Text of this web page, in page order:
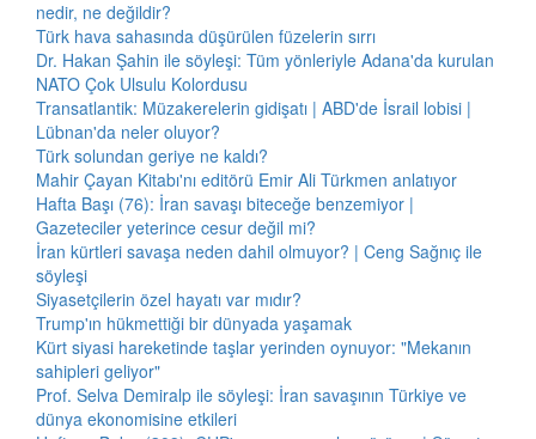
nedir, ne değildir?
Türk hava sahasında düşürülen füzelerin sırrı
Dr. Hakan Şahin ile söyleşi: Tüm yönleriyle Adana'da kurulan
NATO Çok Ulsulu Kolordusu
Transatlantik: Müzakerelerin gidişatı | ABD'de İsrail lobisi |
Lübnan'da neler oluyor?
Türk solundan geriye ne kaldı?
Mahir Çayan Kitabı'nı editörü Emir Ali Türkmen anlatıyor
Hafta Başı (76): İran savaşı biteceğe benzemiyor |
Gazeteciler yeterince cesur değil mi?
İran kürtleri savaşa neden dahil olmuyor? | Ceng Sağnıç ile
söyleşi
Siyasetçilerin özel hayatı var mıdır?
Trump'ın hükmettiği bir dünyada yaşamak
Kürt siyasi hareketinde taşlar yerinden oynuyor: "Mekanın
sahipleri geliyor"
Prof. Selva Demiralp ile söyleşi: İran savaşının Türkiye ve
dünya ekonomisine etkileri